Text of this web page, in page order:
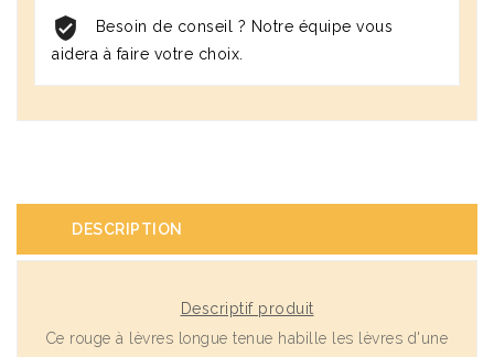
Besoin de conseil ? Notre équipe vous
aidera à faire votre choix.
DESCRIPTION
Descriptif produit
Ce rouge à lèvres longue tenue habille les lèvres d'une